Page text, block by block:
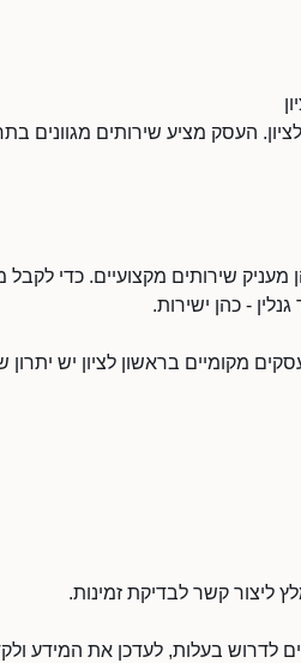
העסק מציע שירותים מגוונים
שירותים מקצועיים. כדי לקבל
- כהן ישירות.
מקומיים בראשון לציון יש יתרון
ליצור קשר לבדיקת זמינות.
לדרוש בעלות, לעדכן את המידע